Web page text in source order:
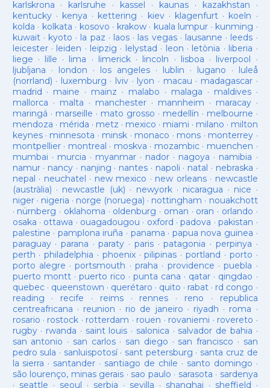
karlskrona · karlsruhe · kassel · kaunas· kazakhstan ·
kentucky· kenya · kettering · kiev· klagenfurt · koeln ·
kolda · kolkata · kosovo · krakow· kuala lumpur · kunming ·
kuwait· kyoto · la paz · laos· las vegas· lausanne · leeds ·
leicester· leiden · leipzig · lelystad · leon · letònia · liberia ·
liege · lille · lima · limerick· lincoln · lisboa · liverpool ·
ljubljana · london · los angeles· lublin · lugano · luleå
(norrland) · luxemburg · lviv · lyon · macau · madagascar·
madrid · maine · mainz · malabo · malaga · maldives·
mallorca · malta · manchester· mannheim · maracay·
maringá · marseille · mato grosso · medellín · melbourne ·
mendoza · mérida · metz · mexico · miami · milano · milton
keynes· minnesota · minsk · monaco · mons · monterrey ·
montpellier· montreal · moskva · mozambic· muenchen ·
mumbai · murcia · myanmar· nador · nagoya · namibia ·
namur· nancy · nanjing · nantes · napoli · natal · nebraska ·
nepal · neuchatel · new mexico · new orleans· newcastle
(austràlia) · newcastle (uk) · newyork· nicaragua · nice ·
niger· nigeria · norge (noruega) · nottingham · nouakchott
· nürnberg · oklahoma · oldenburg · oman · oran · orlando ·
osaka · ottawa · ouagadougou · oxford ·padova ·pakistan ·
palestine · pamplona iruña · panama · papua nova guinea ·
paraguay· parana ·paraty · paris·patagonia · perpinya ·
perth ·philadelphia · phoenix·pilipinas ·portland · porto ·
porto alegre ·portsmouth ·praha · providence ·puebla ·
puerto montt· puerto rico ·punta cana · qatar · qingdao ·
quebec· queenstown · querétaro · quito · rabat · rd congo ·
reading · recife · reims· rennes · reno · republica
centreafricana · reunion · rio de janeiro · riyadh · roma ·
rosario · rostock · rotterdam · rouen · rovaniemi · rovereto ·
rugby· rwanda · saint louis · salonica · salvador de bahia ·
san antonio · san carlos· san diego · san francisco · san
pedro sula · sanluispotosí· sant petersburg · santa cruz de
la sierra · santander · santiago de chile · santo domingo ·
são lourenço, minas gerais · sao paulo · sarasota · sardenya
· seattle · seoul · serbia · sevilla · shanghai · sheffield ·